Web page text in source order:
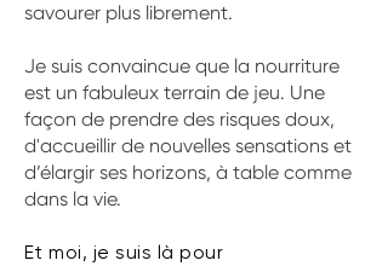
savourer plus librement.
Je suis convaincue que la nourriture
est un fabuleux terrain de jeu. Une
façon de prendre des risques doux,
d'accueillir de nouvelles sensations et
d’élargir ses horizons, à table comme
dans la vie.
Et moi, je suis là pour